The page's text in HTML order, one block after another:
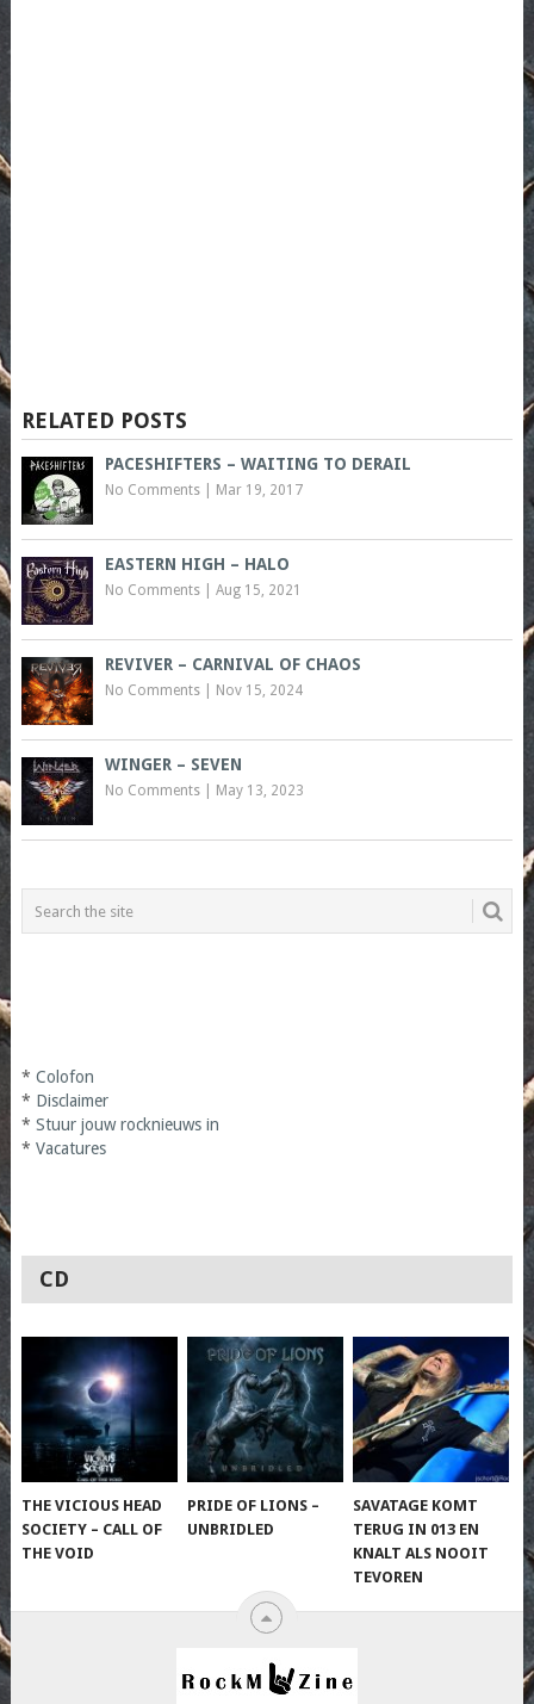
RELATED POSTS
PACESHIFTERS – WAITING TO DERAIL
No Comments| Mar 19, 2017
EASTERN HIGH – HALO
No Comments| Aug 15, 2021
REVIVER – CARNIVAL OF CHAOS
No Comments| Nov 15, 2024
WINGER – SEVEN
No Comments| May 13, 2023
* Colofon
* Disclaimer
* Stuur jouw rocknieuws in
* Vacatures
CD
THE VICIOUS HEAD
SOCIETY – CALL OF
THE VOID
PRIDE OF LIONS –
UNBRIDLED
SAVATAGE KOMT
TERUG IN 013 EN
KNALT ALS NOOIT
TEVOREN